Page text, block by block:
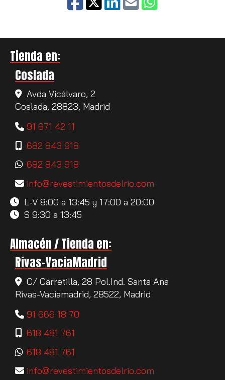
Tienda en:
Coslada
Avda Vicálvaro, 2
Coslada, 28823, Madrid
91 671 42 11
682 843 918
682 843 918
info
revestimientosdelrio.com
L-V 8:00 a 13:45 y 17:00 a 20:00
S 9:30 a 13:45
Almacén / Tienda en:
Rivas-VaciaMadrid
C/ Carretilla, 28 Pol.Ind. Santa Ana
Rivas-Vaciamadrid, 28522, Madrid
91 666 18 70
618 481 761
618 481 761
info
revestimientosdelrio.com